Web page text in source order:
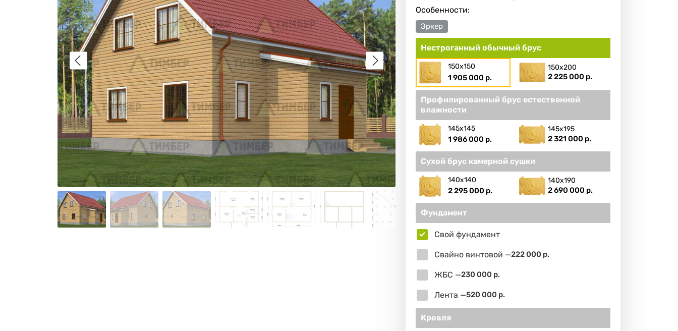
Особенности:
Эркер
Нестроганный обычный брус
150х150
1 905 000 р.
150х200
2 225 000 р.
Профилированный брус естественной
влажности
145х145
1 986 000 р.
145х195
2 321 000 р.
Сухой брус камерной сушки
140х140
2 295 000 р.
140х190
2 690 000 р.
Фундамент
Свой фундамент
Свайно винтовой —222 000 р.
ЖБС —230 000 р.
Лента —520 000 р.
Кровля